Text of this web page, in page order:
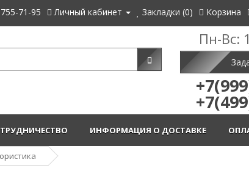
71-95 Личный кабинет Закладки (0) Корзина
Пн-Вс:
ИНФОРМАЦИЯ О ДОСТАВКЕ